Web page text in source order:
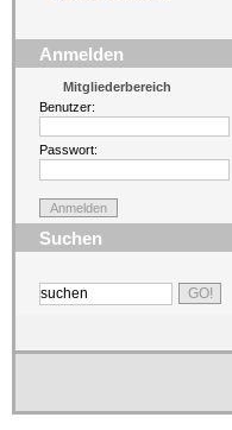
Anmelden
Mitgliederbereich
Benutzer:
Passwort:
Suchen